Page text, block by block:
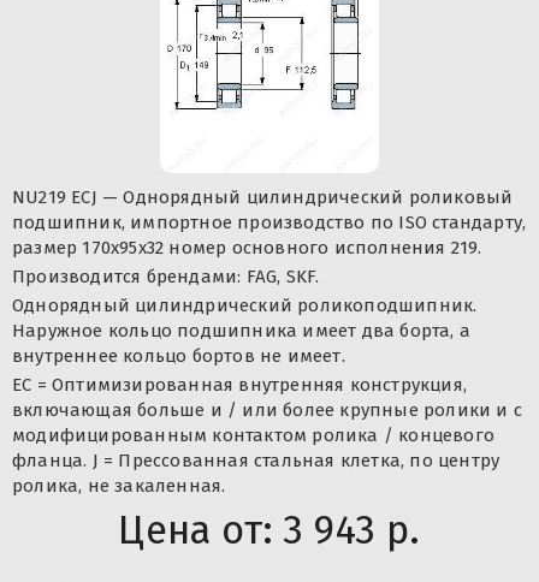
NU219 ECJ — Однорядный цилиндрический роликовый
подшипник, импортное производство по ISO стандарту,
размер 170x95x32 номер основного исполнения 219.
Производится брендами: FAG, SKF.
Однорядный цилиндрический роликоподшипник.
Наружное кольцо подшипника имеет два борта, а
внутреннее кольцо бортов не имеет.
EC = Оптимизированная внутренняя конструкция,
включающая больше и / или более крупные ролики и с
модифицированным контактом ролика / концевого
фланца. J = Прессованная стальная клетка, по центру
ролика, не закаленная.
Цена от: 3 943 р.